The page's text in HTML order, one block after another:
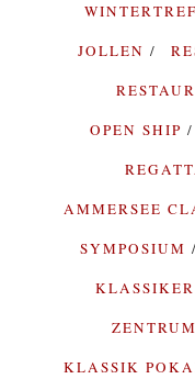
JOLLEN
OPEN SHIP
AMMERSEE
SYMPOSIUM
KLASSIKER
ZENTRUM
KLASSIK